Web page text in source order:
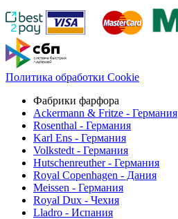
Политика обработки Cookie
Фабрики фарфора
Ackermann & Fritze - Германия
Rosenthal - Германия
Karl Ens - Германия
Volkstedt - Германия
Hutschenreuther - Германия
Royal Copenhagen - Дания
Meissen - Германия
Royal Dux - Чехия
Lladro - Испания